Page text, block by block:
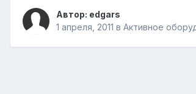
Автор: edgars
1 апреля, 2011 в Активное